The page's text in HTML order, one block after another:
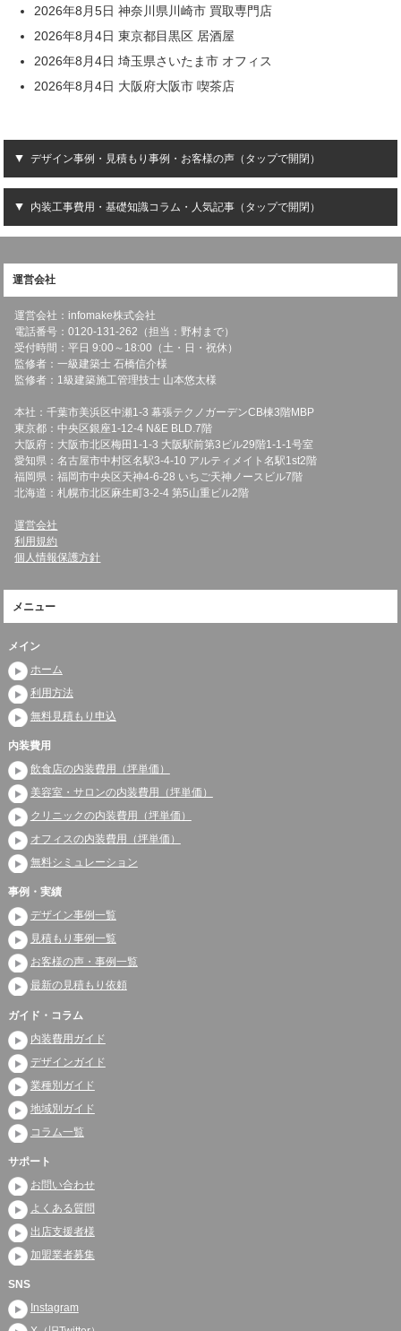
2026年8月5日 神奈川県川崎市 買取専門店
2026年8月4日 東京都目黒区 居酒屋
2026年8月4日 埼玉県さいたま市 オフィス
2026年8月4日 大阪府大阪市 喫茶店
デザイン事例・見積もり事例・お客様の声（タップで開閉）
内装工事費用・基礎知識コラム・人気記事（タップで開閉）
運営会社
運営会社：infomake株式会社
電話番号：0120-131-262（担当：野村まで）
受付時間：平日 9:00～18:00（土・日・祝休）
監修者：一級建築士 石橋信介様
監修者：1級建築施工管理技士 山本悠太様
本社：千葉市美浜区中瀬1-3 幕張テクノガーデンCB棟3階MBP
東京都：中央区銀座1-12-4 N&E BLD.7階
大阪府：大阪市北区梅田1-1-3 大阪駅前第3ビル29階1-1-1号室
愛知県：名古屋市中村区名駅3-4-10 アルティメイト名駅1st2階
福岡県：福岡市中央区天神4-6-28 いちご天神ノースビル7階
北海道：札幌市北区麻生町3-2-4 第5山重ビル2階
運営会社
利用規約
個人情報保護方針
メニュー
メイン
ホーム
利用方法
無料見積もり申込
内装費用
飲食店の内装費用（坪単価）
美容室・サロンの内装費用（坪単価）
クリニックの内装費用（坪単価）
オフィスの内装費用（坪単価）
無料シミュレーション
事例・実績
デザイン事例一覧
見積もり事例一覧
お客様の声・事例一覧
最新の見積もり依頼
ガイド・コラム
内装費用ガイド
デザインガイド
業種別ガイド
地域別ガイド
コラム一覧
サポート
お問い合わせ
よくある質問
出店支援者様
加盟業者募集
SNS
Instagram